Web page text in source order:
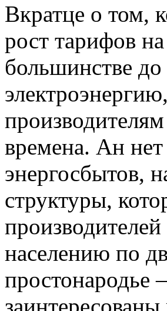
Вкратце о том,
рост тарифов
большинстве до
времена. Ан
энергосбытов,
структуры,
населению по